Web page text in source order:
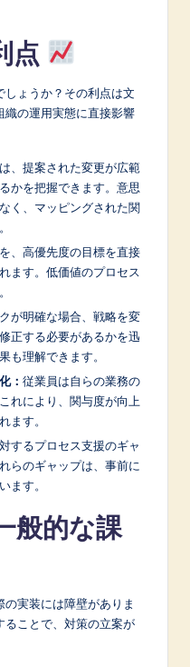
点
しょうか？その利点は文
織の運用実態に直接影響
、提案された変更が広範
かを把握できます。意思
く、マッピングされた関
、高優先度の目標を直接
ます。低価値のプロセス
が明確な場合、戦略を変
正する必要があるかを迅
も理解できます。
： 従業員は自らの業務の
れにより、関与度が向上
ます。
するプロセス支援のギャ
らのギャップは、事前に
ます。
般的な課
実装には障壁がありま
ることで、対策の立案が